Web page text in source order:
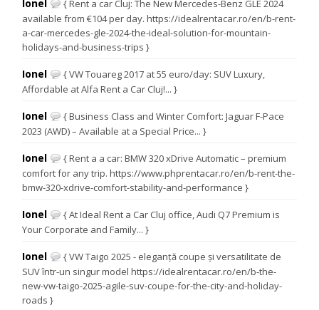
Ionel
{ Rent a car Cluj: The New Mercedes-Benz GLE 2024
available from €104 per day. https://idealrentacar.ro/en/b-rent-
a-car-mercedes-gle-2024-the-ideal-solution-for-mountain-
holidays-and-business-trips }
Ionel
{ VW Touareg 2017 at 55 euro/day: SUV Luxury,
Affordable at Alfa Rent a Car Cluj!... }
Ionel
{ Business Class and Winter Comfort: Jaguar F-Pace
2023 (AWD) – Available at a Special Price... }
Ionel
{ Rent a a car: BMW 320 xDrive Automatic – premium
comfort for any trip. https://www.phprentacar.ro/en/b-rent-the-
bmw-320-xdrive-comfort-stability-and-performance }
Ionel
{ At Ideal Rent a Car Cluj office, Audi Q7 Premium is
Your Corporate and Family... }
Ionel
{ VW Taigo 2025 - eleganță coupe și versatilitate de
SUV într-un singur model https://idealrentacar.ro/en/b-the-
new-vw-taigo-2025-agile-suv-coupe-for-the-city-and-holiday-
roads }